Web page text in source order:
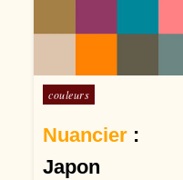
Posté dans
couleurs
Nuancier :
Japon